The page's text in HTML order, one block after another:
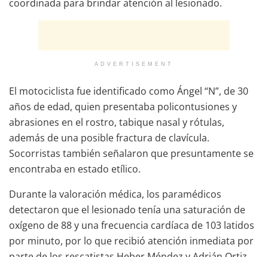
coordinada para brindar atención al lesionado.
ADVERTISEMENT
El motociclista fue identificado como Ángel “N”, de 30
años de edad, quien presentaba policontusiones y
abrasiones en el rostro, tabique nasal y rótulas,
además de una posible fractura de clavícula.
Socorristas también señalaron que presuntamente se
encontraba en estado etílico.
Durante la valoración médica, los paramédicos
detectaron que el lesionado tenía una saturación de
oxígeno de 88 y una frecuencia cardíaca de 103 latidos
por minuto, por lo que recibió atención inmediata por